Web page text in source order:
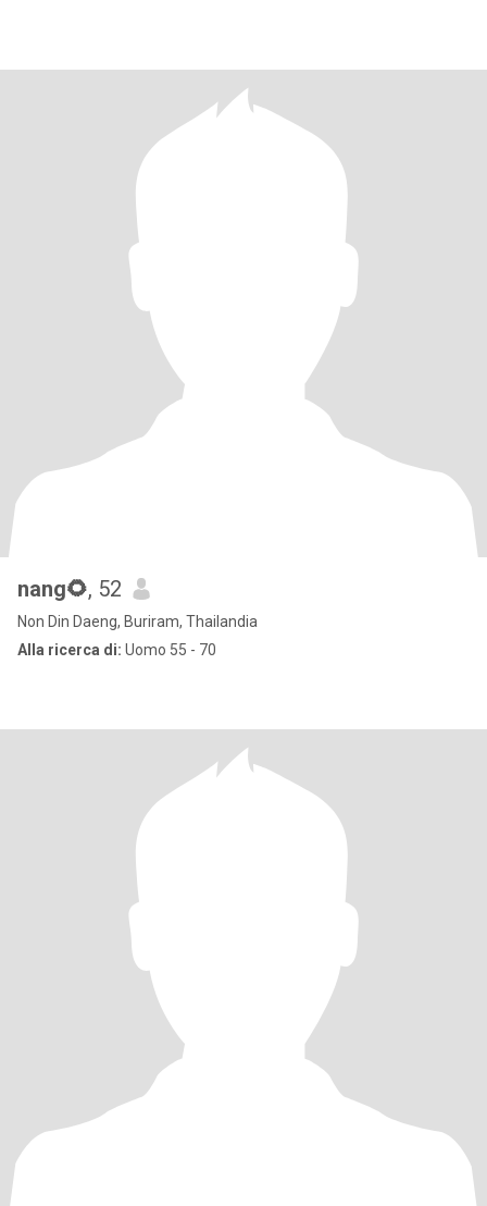
nang🌻, 52
Non Din Daeng, Buriram, Thailandia
Alla ricerca di: Uomo 55 - 70